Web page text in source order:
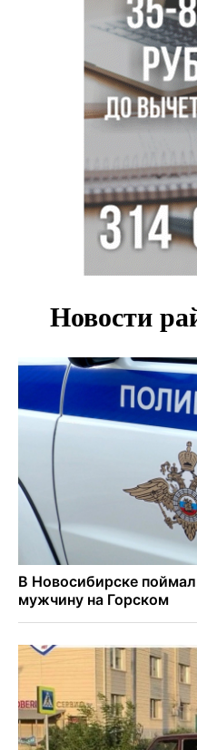
Актриса из Новосибирска
в сериале «Малой»